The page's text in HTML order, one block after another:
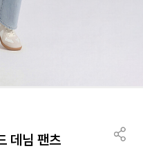
데님 팬츠